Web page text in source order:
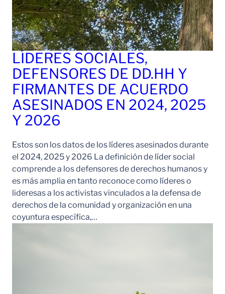
LÍDERES SOCIALES,
DEFENSORES DE DD.HH Y
FIRMANTES DE ACUERDO
ASESINADOS EN 2024, 2025
Y 2026
Estos son los datos de los líderes asesinados durante
el 2024, 2025 y 2026 La definición de líder social
comprende a los defensores de derechos humanos y
es más amplia en tanto reconoce como líderes o
lideresas a los activistas vinculados a la defensa de
derechos de la comunidad y organización en una
coyuntura específica,…